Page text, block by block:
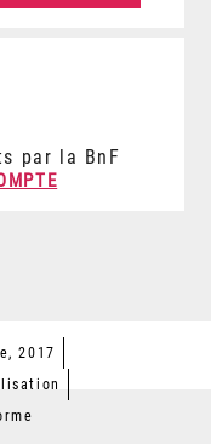
par la BnF
2017